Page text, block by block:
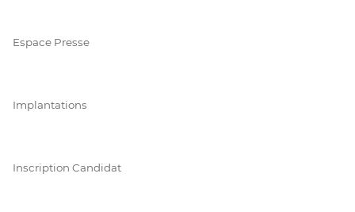
Espace Presse
Implantations
Inscription Candidat